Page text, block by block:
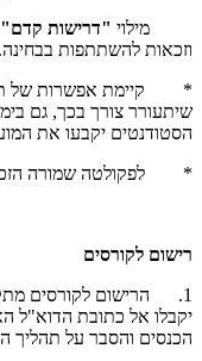
מילוי "דרישות קדם"
וזכאות להשתתפות בבחינה.
* קיימת אפשרות של
שיתעורר צורך בכך, גם
הסטודנטים יקבעו את
* לפקולטה שמורה
רישום לקורסים
1. הרישום לקורסים
יקבלו אל כתובת הדוא"ל
הכנסים והסבר על תהליך